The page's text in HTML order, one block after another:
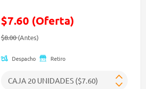
$7.60 (Oferta)
Precio reducido de
$8.00(Antes)(Oferta)
Despacho Retiro